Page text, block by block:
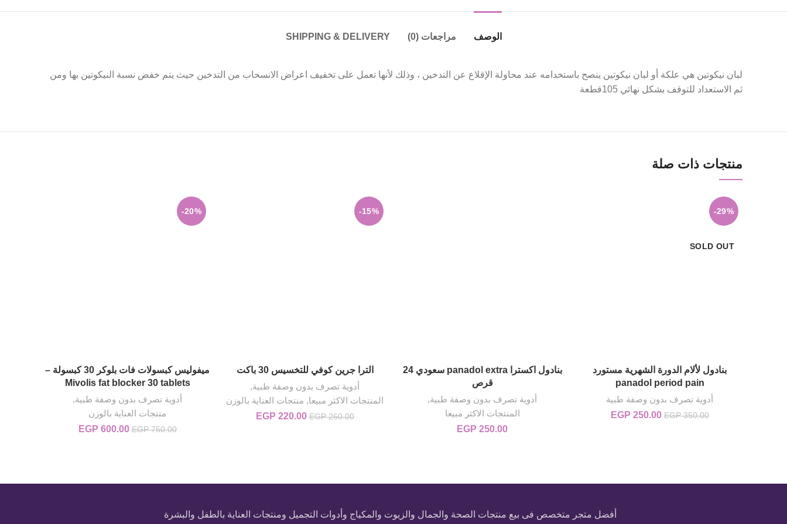
الوصف مراجعات (0) SHIPPING & DELIVERY
لبان نيكوتين هي علكة أو لبان نيكوتين ينصح باستخدامه عند محاولة الإقلاع عن التدخين ، وذلك لأنها تعمل على تخفيف اعراض الانسحاب من التدخين حيث يتم خفض نسبة النيكوتين بها ومن
ثم الاستعداد للتوقف بشكل نهائي 105قطعة
منتجات ذات صلة
-29%
SOLD OUT
قراءة المزيد
بنادول لألام الدورة الشهرية مستورد
panadol period pain
أدوية تصرف بدون وصفة طبية
EGP350.00 السعر الأصلي هو: EGP 350.00.
EGP 250.00
إضافة إلى السلة
بنادول اكسترا panadol extra سعودي 24
قرص
أدوية تصرف بدون وصفة طبية,
المنتجات الاكثر مبيعا
EGP 250.00
-15%
إضافة إلى السلة
الترا جرين كوفي للتخسيس 30 باكت
أدوية تصرف بدون وصفة طبية,
المنتجات الاكثر مبيعا, منتجات العناية بالوزن
EGP260.00 السعر الأصلي هو: EGP 260.00.
EGP 220.00
-20%
إضافة إلى السلة
ميفوليس كبسولات فات بلوكر 30 كبسولة –
Mivolis fat blocker 30 tablets
أدوية تصرف بدون وصفة طبية,
منتجات العناية بالوزن
EGP750.00
السعر الأصلي هو:
EGP 600.00
أفضل متجر متخصص فى بيع منتجات الصحة والجمال والزيوت والمكياج وأدوات التجميل ومنتجات العناية بالطفل والبشرة